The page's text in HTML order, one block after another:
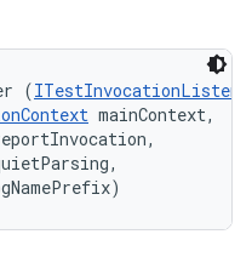
(
mainContext,